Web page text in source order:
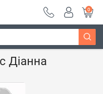
0
книга - "Богдан"
Діанна